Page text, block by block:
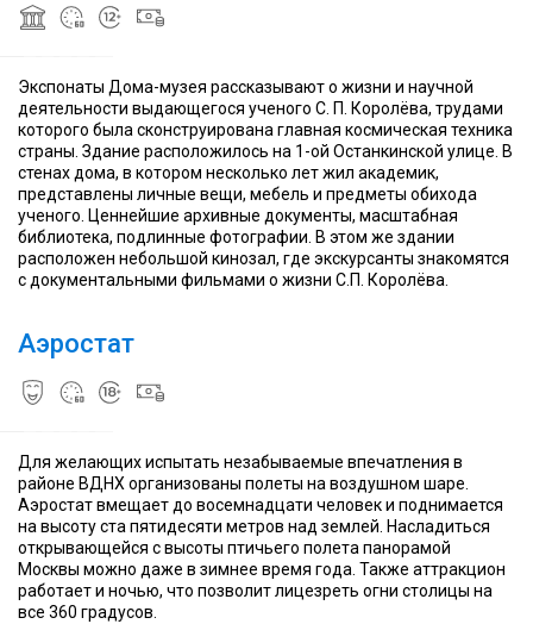
Сергея
Королёва
ставших
экспонатами
1966
год
Сергея
Королёва
ставших
экспонатами
1966
год
Экспонаты Дома-музея рассказывают о жизни и научной
деятельности выдающегося ученого С. П. Королёва, трудами
которого была сконструирована главная космическая техника
страны. Здание расположилось на 1-ой Останкинской улице. В
стенах дома, в котором несколько лет жил академик,
представлены личные вещи, мебель и предметы обихода
ученого. Ценнейшие архивные документы, масштабная
библиотека, подлинные фотографии. В этом же здании
расположен небольшой кинозал, где экскурсанты знакомятся
с документальными фильмами о жизни С.П. Королёва.
Аэростат
В
районе
ВДНХ
в
хорошую
летнюю
погоду
в
увидеть
воздушный
шар
храма
Бадене
было
инициировано
русской
дипломатической
миссией
в
Карлсруэ
(глава
Н.
и
Е.
Трубецкой
Воздушный
взлетать
в
небо
даже
в
мороз
—
при
температуре
минус
зимой
тоже
работает
В
районе
ВДНХ
в
хорошую
летнюю
погоду
в
увидеть
воздушный
шар
храма
Бадене
было
инициировано
русской
дипломатической
миссией
в
Карлсруэ
(глава
Н.
и
Трубецкой
Воздушный
взлетать
в
небо
даже
в
мороз
—
при
температуре
минус
зимой
тоже
работает
Для желающих испытать незабываемые впечатления в
районе ВДНХ организованы полеты на воздушном шаре.
Аэростат вмещает до восемнадцати человек и поднимается
на высоту ста пятидесяти метров над землей. Насладиться
открывающейся с высоты птичьего полета панорамой
Москвы можно даже в зимнее время года. Также аттракцион
работает и ночью, что позволит лицезреть огни столицы на
все 360 градусов.
музей
анимации
—
первый
в
России
международный
анимационный
Коллекция
экспонатов
связана
с
историей
развития
фонды
Музея
анимации
насчитывают
порядка
9000
экспонатов,
около
музей
анимации
—
первый
в
России
международный
анимационный
Коллекция
экспонатов
связана
с
историей
развития
В
фонды
Музея
анимации
насчитывают
порядка
9000
экспонатов,
около